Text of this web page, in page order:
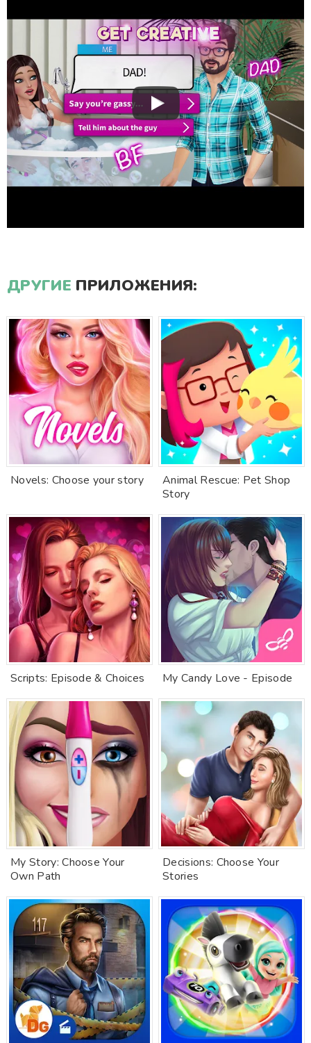
ДРУГИЕ ПРИЛОЖЕНИЯ:
Novels: Choose your story
Animal Rescue: Pet Shop
Story
Scripts: Episode & Choices My Candy Love - Episode
My Story: Choose Your
Own Path
Decisions: Choose Your
Stories